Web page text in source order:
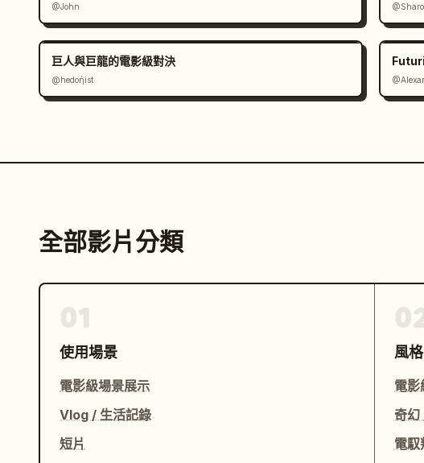
@John
巨人與巨龍的電影級對決
@hedoήist
全部影片分類
使用場景
電影級場景展示
Vlog / 生活記錄
短片
風格
電影
奇幻
電馭